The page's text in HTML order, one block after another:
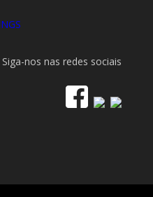
Siga-nos nas redes sociais